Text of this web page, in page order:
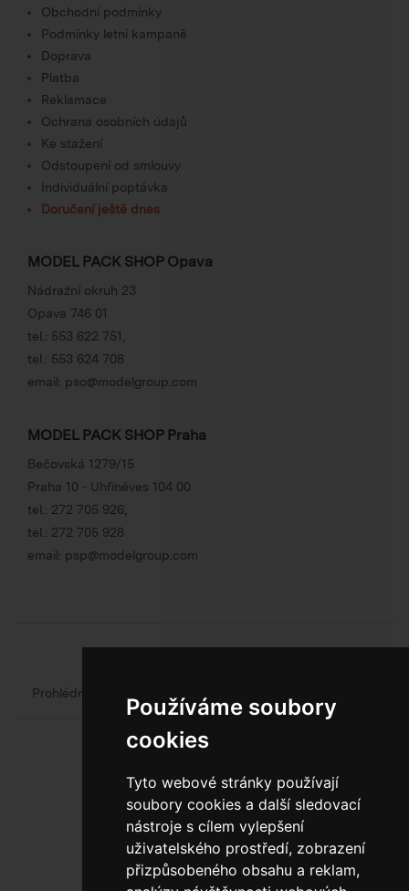
Používáme soubory
cookies
Tyto webové stránky používají
soubory cookies a další sledovací
nástroje s cílem vylepšení
uživatelského prostředí, zobrazení
přizpůsobeného obsahu a reklam,
Obchodní podmínky
Podmínky letní kampaně
Doprava
Platba
Reklamace
Ochrana osobních údajů
Ke stažení
Odstoupení od smlouvy
Individuální poptávka
Doručení ještě dnes
MODEL PACK SHOP Opava
Nádražní okruh 23
Opava 746 01
tel.: 553 622 751
tel.: 553 624 708
email: pso@modelgroup.com
MODEL PACK SHOP Praha
Bečovská 1279/15
Praha 10 - Uhříněves 104 00
tel.: 272 705 926
tel.: 272 705 928
email: psp@modelgroup.com
Prohlédněte si web oficiálního výrobce obalů
800 10 10 77